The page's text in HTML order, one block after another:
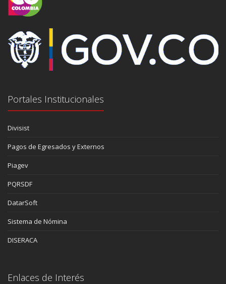
Portales Institucionales
Divisist
Pagos de Egresados y Externos
Piagev
PQRSDF
DatarSoft
Sistema de Nómina
DISERACA
Enlaces de Interés